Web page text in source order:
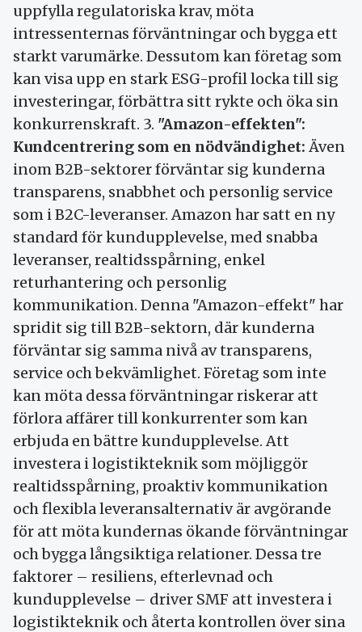
uppfylla regulatoriska krav, möta
intressenternas förväntningar och bygga ett
starkt varumärke. Dessutom kan företag som
kan visa upp en stark ESG-profil locka till sig
investeringar, förbättra sitt rykte och öka sin
konkurrenskraft. 3. "Amazon-effekten":
Kundcentrering som en nödvändighet: Även
inom B2B-sektorer förväntar sig kunderna
transparens, snabbhet och personlig service
som i B2C-leveranser. Amazon har satt en ny
standard för kundupplevelse, med snabba
leveranser, realtidsspårning, enkel
returhantering och personlig
kommunikation. Denna "Amazon-effekt" har
spridit sig till B2B-sektorn, där kunderna
förväntar sig samma nivå av transparens,
service och bekvämlighet. Företag som inte
kan möta dessa förväntningar riskerar att
förlora affärer till konkurrenter som kan
erbjuda en bättre kundupplevelse. Att
investera i logistikteknik som möjliggör
realtidsspårning, proaktiv kommunikation
och flexibla leveransalternativ är avgörande
för att möta kundernas ökande förväntningar
och bygga långsiktiga relationer. Dessa tre
faktorer – resiliens, efterlevnad och
kundupplevelse – driver SMF att investera i
logistikteknik och återta kontrollen över sina